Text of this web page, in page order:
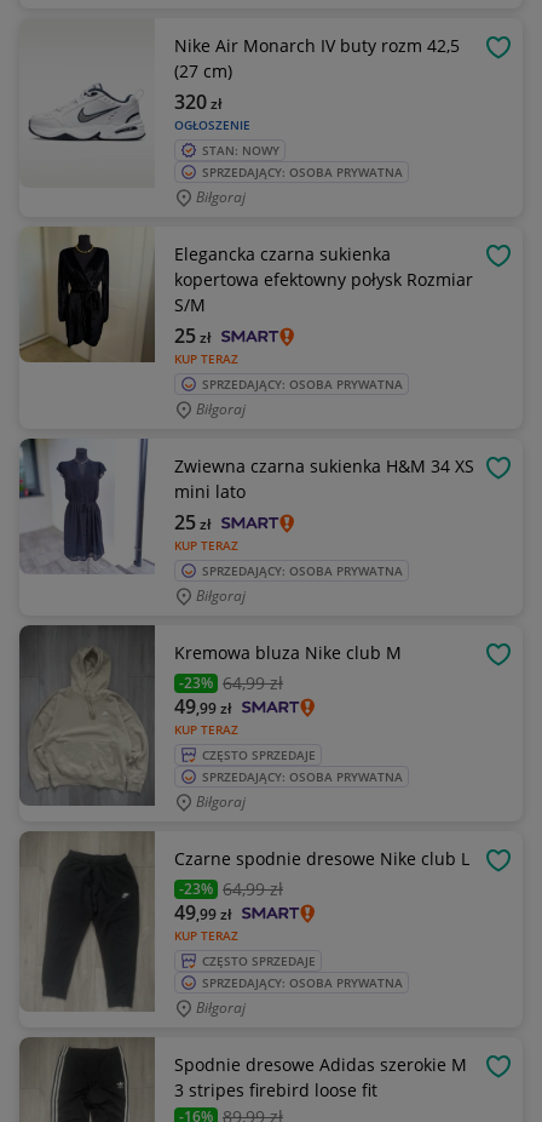
Nike Air Monarch IV buty rozm 42,5
(27 cm)
OGŁOSZENIE
320zł
STAN: NOWY
SPRZEDAJĄCY: OSOBA PRYWATNA
Biłgoraj
Elegancka czarna sukienka
kopertowa efektowny połysk Rozmiar
S/M
KUP TERAZ
25zł
SPRZEDAJĄCY: OSOBA PRYWATNA
Biłgoraj
Zwiewna czarna sukienka H&M 34 XS
mini lato
KUP TERAZ
25zł
SPRZEDAJĄCY: OSOBA PRYWATNA
Biłgoraj
Kremowa bluza Nike club M
-23% 64,99 zł
KUP TERAZ
49,99zł
CZĘSTO SPRZEDAJE
SPRZEDAJĄCY: OSOBA PRYWATNA
Biłgoraj
Czarne spodnie dresowe Nike club L
-23% 64,99 zł
KUP TERAZ
49,99zł
CZĘSTO SPRZEDAJE
SPRZEDAJĄCY: OSOBA PRYWATNA
Biłgoraj
Spodnie dresowe Adidas szerokie M
3 stripes firebird loose fit
-16% 89,99 zł